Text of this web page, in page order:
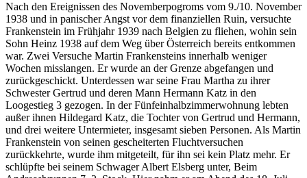
Nach den Ereignissen des Novemberpogroms vom 9./10. November
1938 und in panischer Angst vor dem finanziellen Ruin, versuchte
Frankenstein im Frühjahr 1939 nach Belgien zu fliehen, wohin sein
Sohn Heinz 1938 auf dem Weg über Österreich bereits entkommen
war. Zwei Versuche Martin Frankensteins innerhalb weniger
Wochen misslangen. Er wurde an der Grenze abgefangen und
zurückgeschickt. Unterdessen war seine Frau Martha zu ihrer
Schwester Gertrud und deren Mann Hermann Katz in den
Loogestieg 3 gezogen. In der Fünfeinhalbzimmerwohnung lebten
außer ihnen Hildegard Katz, die Tochter von Gertrud und Hermann,
und drei weitere Untermieter, insgesamt sieben Personen. Als Martin
Frankenstein von seinen gescheiterten Fluchtversuchen
zurückkehrte, wurde ihm mitgeteilt, für ihn sei kein Platz mehr. Er
schlüpfte bei seinem Schwager Albert Elsberg unter, Beim